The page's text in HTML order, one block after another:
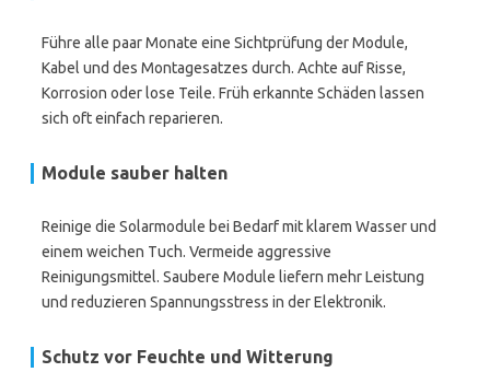
Führe alle paar Monate eine Sichtprüfung der Module,
Kabel und des Montagesatzes durch. Achte auf Risse,
Korrosion oder lose Teile. Früh erkannte Schäden lassen
sich oft einfach reparieren.
Module sauber halten
Reinige die Solarmodule bei Bedarf mit klarem Wasser und
einem weichen Tuch. Vermeide aggressive
Reinigungsmittel. Saubere Module liefern mehr Leistung
und reduzieren Spannungsstress in der Elektronik.
Schutz vor Feuchte und Witterung